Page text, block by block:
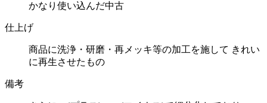
かなり使い込んだ中古
仕上げ
商品に洗浄・研磨・再メッキ等の加工を施して きれい
に再生させたもの
備考